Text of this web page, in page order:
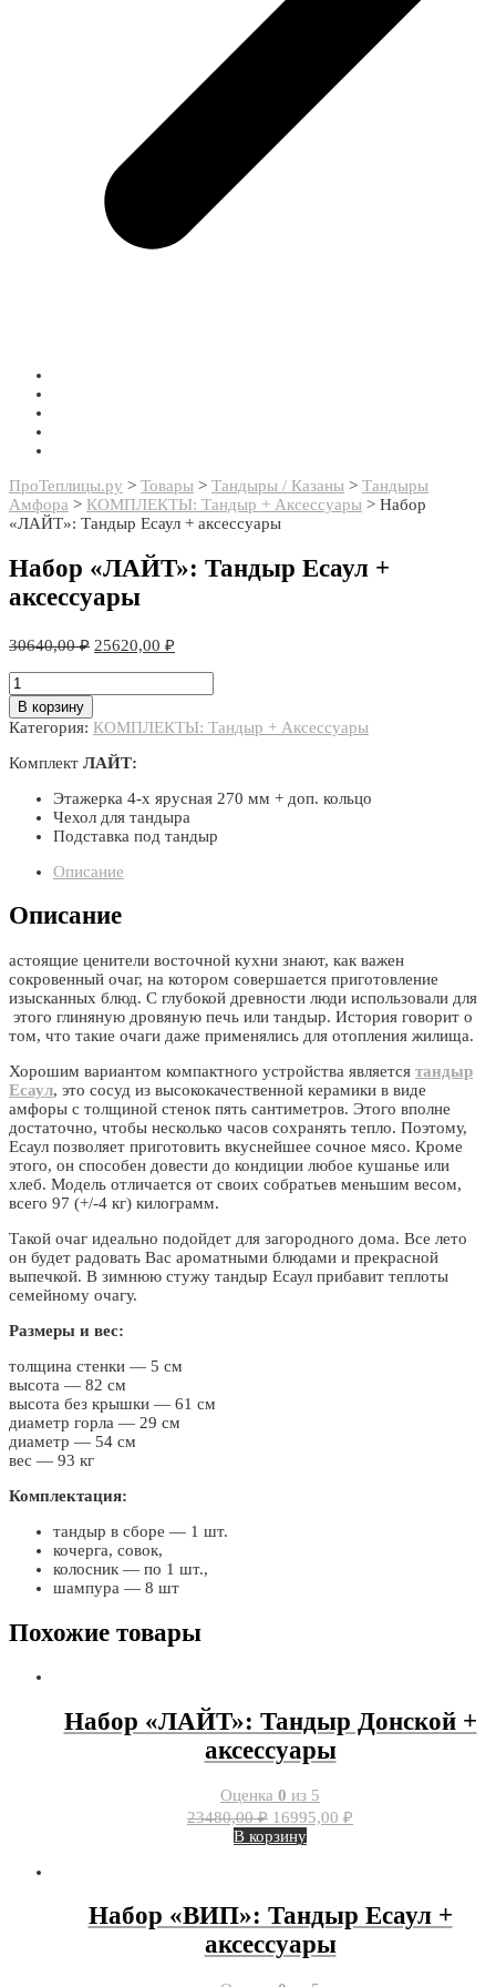
ПроТеплицы.ру > Товары > Тандыры / Казаны > Тандыры
Амфора > КОМПЛЕКТЫ: Тандыр + Аксессуары > Набор
«ЛАЙТ»: Тандыр Есаул + аксессуары
Набор «ЛАЙТ»: Тандыр Есаул +
аксессуары
30640,00₽ Первоначальная
составляла
30640,00 ₽.
25620,00 ₽
Количество
товара
Набор
«ЛАЙТ»:
Тандыр
Есаул
аксессуары
В корзину
Категория: КОМПЛЕКТЫ: Тандыр + Аксессуары
Комплект ЛАЙТ:
Этажерка 4-х ярусная 270 мм + доп. кольцо
Чехол для тандыра
Подставка под тандыр
Описание
Описание
астоящие ценители восточной кухни знают, как важен
сокровенный очаг, на котором совершается приготовление
изысканных блюд. С глубокой древности люди использовали для
этого глиняную дровяную печь или тандыр. История говорит о
том, что такие очаги даже применялись для отопления жилища.
Хорошим вариантом компактного устройства является тандыр
Есаул, это сосуд из высококачественной керамики в виде
амфоры с толщиной стенок пять сантиметров. Этого вполне
достаточно, чтобы несколько часов сохранять тепло. Поэтому,
Есаул позволяет приготовить вкуснейшее сочное мясо. Кроме
этого, он способен довести до кондиции любое кушанье или
хлеб. Модель отличается от своих собратьев меньшим весом,
всего 97 (+/-4 кг) килограмм.
Такой очаг идеально подойдет для загородного дома. Все лето
он будет радовать Вас ароматными блюдами и прекрасной
выпечкой. В зимнюю стужу тандыр Есаул прибавит теплоты
семейному очагу.
Размеры и вес:
толщина стенки — 5 см
высота — 82 см
высота без крышки — 61 см
диаметр горла — 29 см
диаметр — 54 см
вес — 93 кг
Комплектация:
тандыр в сборе — 1 шт.
кочерга, совок,
колосник — по 1 шт.,
шампура — 8 шт
Похожие товары
Набор «ЛАЙТ»: Тандыр Донской +
аксессуары
Оценка 0 из 5
23480,00₽ Первоначальная
цена
составляла
16995,00 ₽
В корзину
Набор «ВИП»: Тандыр Есаул +
аксессуары